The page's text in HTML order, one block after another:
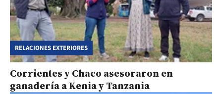
RELACIONES EXTERIORES
Corrientes y Chaco asesoraron en
ganadería a Kenia y Tanzania